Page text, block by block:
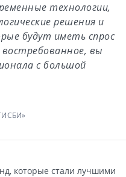
технологии,
решения и
будут иметь спрос
вы
с большой
которые стали лучшими